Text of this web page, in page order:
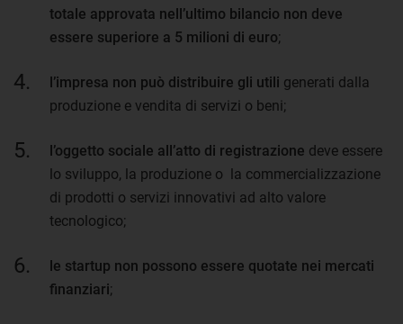
totale approvata nell’ultimo bilancio non deve
essere superiore a 5 milioni di euro;
l’impresa non può distribuire gli utili generati dalla
produzione e vendita di servizi o beni;
l’oggetto sociale all’atto di registrazione deve essere
lo sviluppo, la produzione o la commercializzazione
di prodotti o servizi innovativi ad alto valore
tecnologico;
le startup non possono essere quotate nei mercati
finanziari;